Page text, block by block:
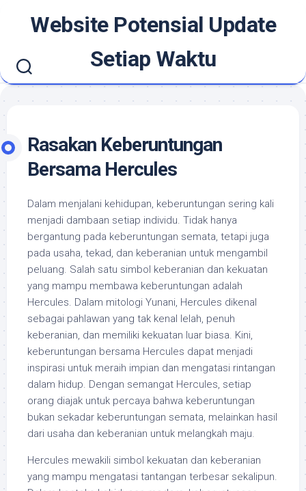
Website Potensial Update
Setiap Waktu
Rasakan Keberuntungan
Bersama Hercules
Dalam menjalani kehidupan, keberuntungan sering kali
menjadi dambaan setiap individu. Tidak hanya
bergantung pada keberuntungan semata, tetapi juga
pada usaha, tekad, dan keberanian untuk mengambil
peluang. Salah satu simbol keberanian dan kekuatan
yang mampu membawa keberuntungan adalah
Hercules. Dalam mitologi Yunani, Hercules dikenal
sebagai pahlawan yang tak kenal lelah, penuh
keberanian, dan memiliki kekuatan luar biasa. Kini,
keberuntungan bersama Hercules dapat menjadi
inspirasi untuk meraih impian dan mengatasi rintangan
dalam hidup. Dengan semangat Hercules, setiap
orang diajak untuk percaya bahwa keberuntungan
bukan sekadar keberuntungan semata, melainkan hasil
dari usaha dan keberanian untuk melangkah maju.
Hercules mewakili simbol kekuatan dan keberanian
yang mampu mengatasi tantangan terbesar sekalipun.